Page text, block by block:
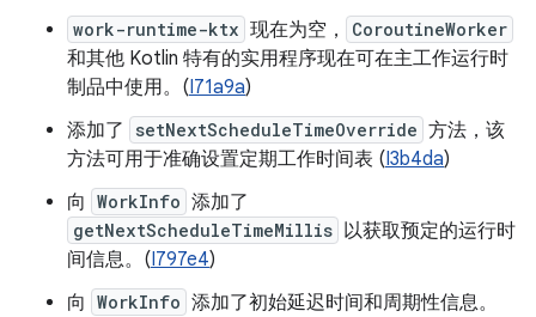
work-runtime-ktx 现在为空， CoroutineWorker
和其他 Kotlin 特有的实用程序现在可在主工作运行时
制品中使用。(I71a9a)
添加了
setNextScheduleTimeOverride 方法，该
方法可用于准确设置定期工作时间表 (I3b4da)
向 WorkInfo 添加了
getNextScheduleTimeMillis 以获取预定的运行时
间信息。(I797e4)
向 WorkInfo 添加了初始延迟时间和周期性信息。